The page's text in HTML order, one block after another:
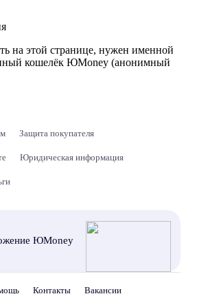
на этой странице, нужен именной
кошелёк ЮMoney (анонимный
Защита покупателя
Юридическая информация
ЮMoney
Контакты Вакансии